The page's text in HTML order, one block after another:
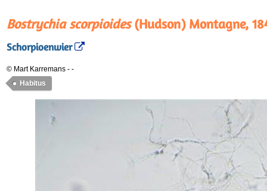
Bostrychia scorpioides(Hudson) Montagne,
Schorpioenwier
© Mart Karremans - -
Habitus